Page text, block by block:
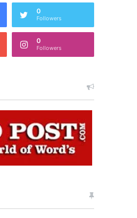
for
0
Followers
0
Followers